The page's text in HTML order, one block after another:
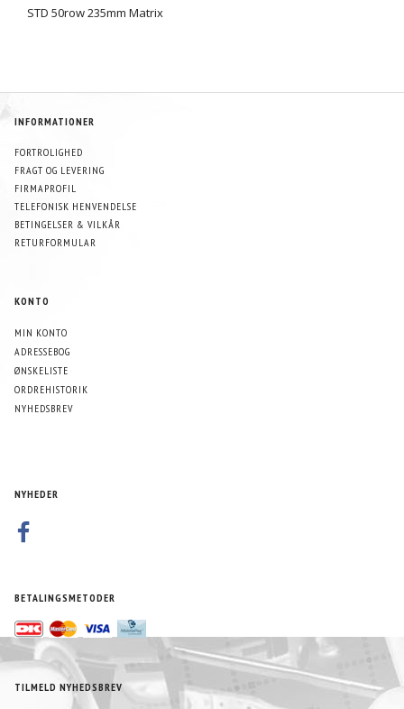
STD 50row 235mm Matrix
INFORMATIONER
FORTROLIGHED
FRAGT OG LEVERING
FIRMAPROFIL
TELEFONISK HENVENDELSE
BETINGELSER & VILKÅR
RETURFORMULAR
KONTO
MIN KONTO
ADRESSEBOG
ØNSKELISTE
ORDREHISTORIK
NYHEDSBREV
NYHEDER
BETALINGSMETODER
TILMELD NYHEDSBREV